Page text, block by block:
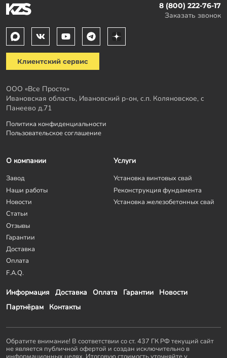
8 (800) 222-76-17
Заказать звонок
Клиентский сервис
ООО «Все Просто»
Ивановская область, Ивановский р-он, с.п. Коляновское, с
Панеево д.71
Политика конфиденциальности
Пользовательское соглашение
Информация Доставка Оплата Гарантии
Новости
Партнёрам
Контакты
О компании
Завод
Наши работы
Новости
Статьи
Отзывы
Гарантии
Доставка
Оплата
F.A.Q.
Услуги
Установка винтовых свай
Реконструкция фундамента
Установка железобетонных свай
Обратите внимание! В соответствии со ст. 437 ГК РФ текущий сайт
не является публичной офертой и создан исключительно в
информационных целях. Итоговую стоимость уточняйте у